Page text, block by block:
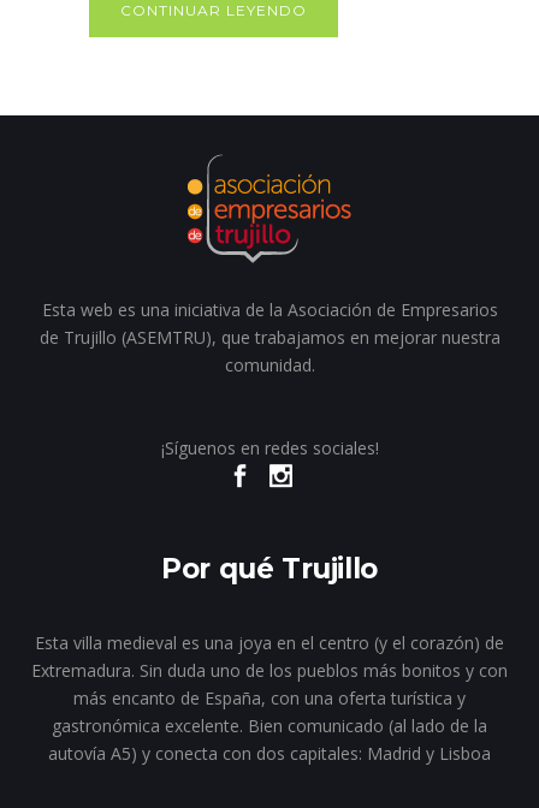
CONTINUAR LEYENDO
Esta web es una iniciativa de la Asociación de Empresarios
de Trujillo (ASEMTRU), que trabajamos en mejorar nuestra
comunidad.
¡Síguenos en redes sociales!
Por qué Trujillo
Esta villa medieval es una joya en el centro (y el corazón) de
Extremadura. Sin duda uno de los pueblos más bonitos y con
más encanto de España, con una oferta turística y
gastronómica excelente. Bien comunicado (al lado de la
autovía A5) y conecta con dos capitales: Madrid y Lisboa